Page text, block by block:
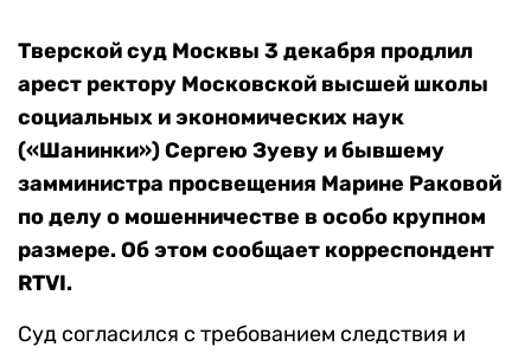
Тверской суд Москвы 3 декабря продлил
арест ректору Московской высшей школы
социальных и экономических наук
(«Шанинки») Сергею Зуеву и бывшему
замминистра просвещения Марине Раковой
по делу о мошенничестве в особо крупном
размере. Об этом сообщает корреспондент
RTVI.
Суд согласился с требованием следствия и